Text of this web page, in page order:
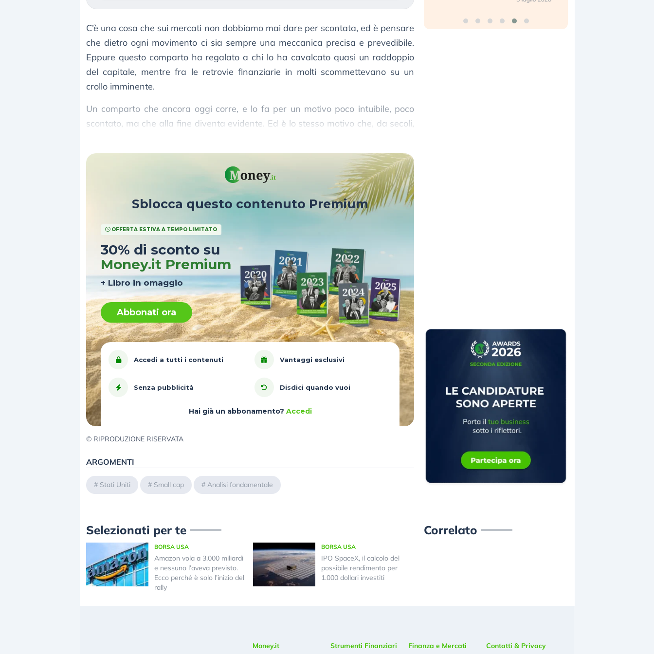
C’è una cosa che sui mercati non dobbiamo mai dare per scontata, ed è pensare
che dietro ogni movimento ci sia sempre una meccanica precisa e prevedibile.
Eppure questo comparto ha regalato a chi lo ha cavalcato quasi un raddoppio
del capitale, mentre fra le retrovie finanziarie in molti scommettevano su un
crollo imminente.
Un comparto che ancora oggi corre, e lo fa per un motivo poco intuibile, poco
scontato, ma che alla fine diventa evidente. Ed è lo stesso motivo che, da secoli,
Sblocca questo contenuto Premium
OFFERTA ESTIVA A TEMPO LIMITATO
30% di sconto su
Money.it Premium
+ Libro in omaggio
Abbonati ora
Accedi a tutti i contenuti Vantaggi esclusivi
Senza pubblicità Disdici quando vuoi
Hai già un abbonamento? Accedi
© RIPRODUZIONE RISERVATA
ARGOMENTI
# Stati Uniti # Small cap # Analisi fondamentale
Selezionati per te
BORSA USA
Amazon vola a 3.000 miliardi
e nessuno l’aveva previsto.
Ecco perché è solo l’inizio del
rally
BORSA USA
IPO SpaceX, il calcolo del
possibile rendimento per
1.000 dollari investiti
Correlato
Money.it Strumenti Finanziari Finanza e Mercati Contatti & Privacy